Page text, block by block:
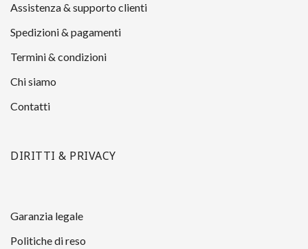
Assistenza & supporto clienti
Spedizioni & pagamenti
Termini & condizioni
Chi siamo
Contatti
DIRITTI & PRIVACY
Garanzia legale
Politiche di reso